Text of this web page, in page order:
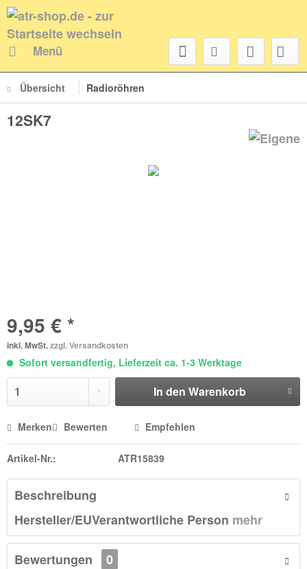
Menü
Übersicht Radioröhren
12SK7
9,95 € *
inkl. MwSt.zzgl. Versandkosten
Sofort versandfertig, Lieferzeit ca. 1-3 Werktage
In den Warenkorb
Merken Bewerten Empfehlen
Artikel-Nr.: ATR15839
Beschreibung
Hersteller/EUVerantwortliche Person mehr
Bewertungen
0